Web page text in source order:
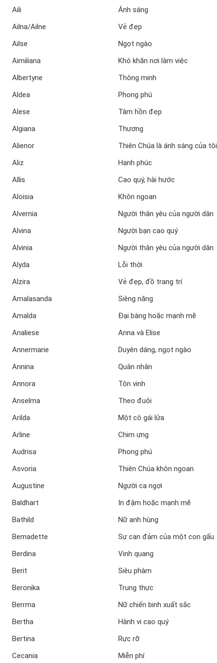
Aili
Ánh sáng
Ailna/Ailne
Vẻ đẹp
Ailse
Ngọt ngào
Aimiliana
Khó khăn nơi làm việc
Albertyne
Thông minh
Aldea
Phong phú
Alese
Tâm hồn đẹp
Algiana
Thương
Alienor
Thiên Chúa là ánh sáng của tôi
Aliz
Hạnh phúc
Allis
Cao quý, hài hước
Aloisia
Khôn ngoan
Alvernia
Người thân yêu của người dân
Alvina
Người bạn cao quý
Alvinia
Người thân yêu của người dân
Alyda
Lỗi thời
Alzira
Vẻ đẹp, đồ trang trí
Amalasanda
Siêng năng
Amalda
Đại bàng hoặc mạnh mẽ
Analiese
Anna và Elise
Annermarie
Duyên dáng, ngọt ngào
Annina
Quân nhân
Annora
Tôn vinh
Anselma
Theo đuôi
Arilda
Một cô gái lửa
Arline
Chim ưng
Audrisa
Phong phú
Asvoria
Thiên Chúa khôn ngoan
Augustine
Người ca ngợi
Baldhart
In đậm hoặc mạnh mẽ
Bathild
Nữ anh hùng
Bemadette
Sự can đảm của một con gấu
Berdina
Vinh quang
Berit
Siêu phàm
Beronika
Trung thực
Berrma
Nữ chiến binh xuất sắc
Bertha
Hành vi cao quý
Bertina
Rực rỡ
Cecania
Miễn phí